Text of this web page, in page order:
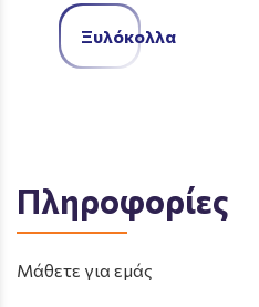
Ξυλόκολλα
Πληροφορίες
Μάθετε για εμάς